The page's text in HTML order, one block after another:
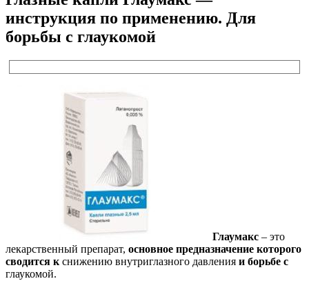
инструкция по применению. Для
борьбы с глаукомой
Глаумакс – это
лекарственный препарат, основное предназначение которого
сводится к снижению внутриглазного давления и борьбе с
глаукомой.